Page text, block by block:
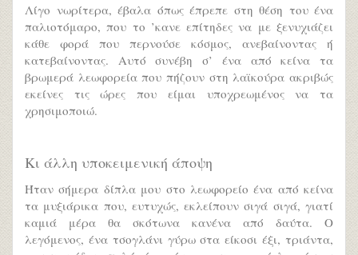
Λίγο νωρίτερα, έβαλα όπως έπρεπε στη θέση του ένα
παλιοτόμαρο, που το ’κανε επίτηδες να με ξενυχιάζει
κάθε φορά που περνούσε κόσμος, ανεβαίνοντας ή
κατεβαίνοντας. Αυτό συνέβη σ’ ένα από κείνα τα
βρωμερά λεωφορεία που πήζουν στη λαϊκούρα ακριβώς
εκείνες τις ώρες που είμαι υποχρεωμένος να τα
χρησιμοποιώ.
Κι άλλη υποκειμενική άποψη
Ήταν σήμερα δίπλα μου στο λεωφορείο ένα από κείνα
τα μυξιάρικα που, ευτυχώς, εκλείπουν σιγά σιγά, γιατί
καμιά μέρα θα σκότωνα κανένα από δαύτα. Ο
λεγόμενος, ένα τσογλάνι γύρω στα είκοσι έξι, τριάντα,